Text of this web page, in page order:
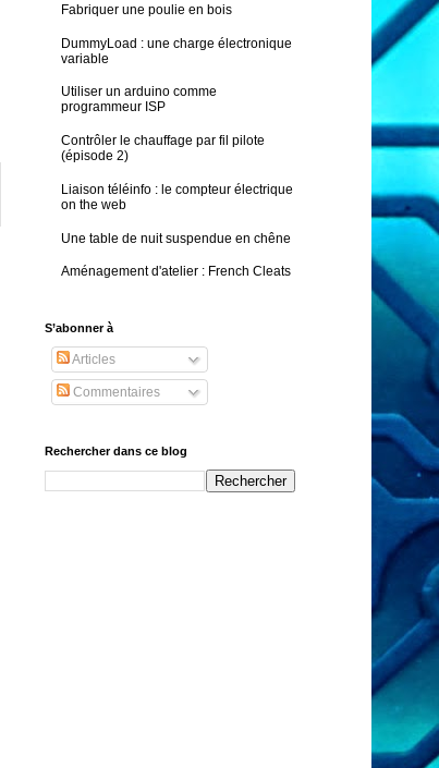
Fabriquer une poulie en bois
DummyLoad : une charge électronique
variable
Utiliser un arduino comme
programmeur ISP
Contrôler le chauffage par fil pilote
(épisode 2)
Liaison téléinfo : le compteur électrique
on the web
Une table de nuit suspendue en chêne
Aménagement d'atelier : French Cleats
S’abonner à
Articles
Commentaires
Rechercher dans ce blog